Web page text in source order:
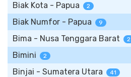
Biak Kota - Papua 2
Biak Numfor - Papua 9
Bima - Nusa Tenggara Barat 2
Bimini 2
Binjai - Sumatera Utara 41